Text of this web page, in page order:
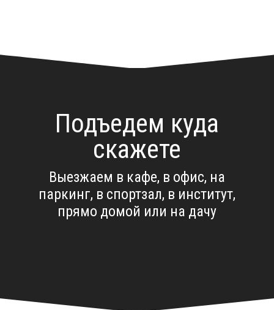
Подъедем куда
скажете
Выезжаем в кафе, в офис, на
паркинг, в спортзал, в институт,
прямо домой или на дачу